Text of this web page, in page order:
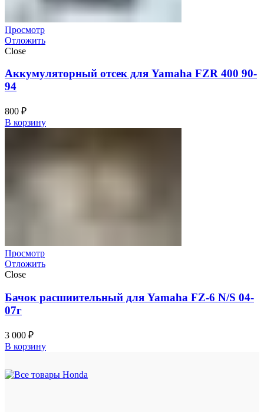
Просмотр
Отложить
Close
Аккумуляторный отсек для Yamaha FZR 400 90-
94
800 ₽
В корзину
Просмотр
Отложить
Close
Бачок расшиительный для Yamaha FZ-6 N/S 04-
07г
3 000 ₽
В корзину